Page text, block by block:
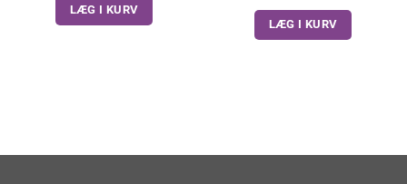
LÆG I KURV
LÆG I KURV